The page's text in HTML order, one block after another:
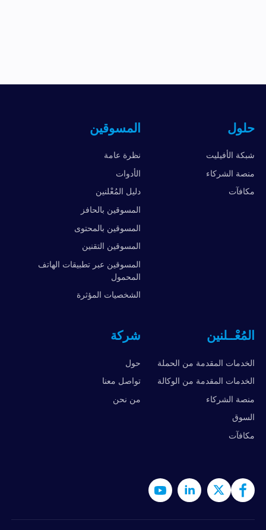
حلول
شبكة الأفيليت
منصة الشركاء
مكافآت
المسوقين
نظرة عامة
الأدوات
دليل المُعْلنين
المسوقين بالحافز
المسوقين بالمحتوى
المسوقين التقنين
المسوقين عبر تطبيقات الهاتف
المحمول
الشخصيات المؤثرة
المُعْــلنين
الخدمات المقدمة من الحملة
الخدمات المقدمة من الوكالة
منصة الشركاء
السوق
مكافآت
شركة
حول
تواصل معنا
من نحن